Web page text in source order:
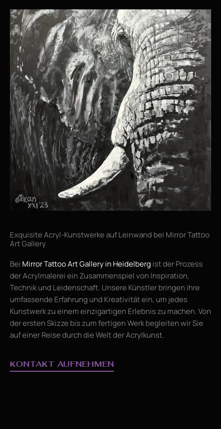
Exquisite Acryl-Kunstwerke auf Leinwand bei Mirror Tattoo
Art Gallery
Bei Mirror Tattoo Art Gallery in Heidelberg ist der Prozess
der Acrylmalerei ein Zusammenspiel von Inspiration,
Technik und Leidenschaft. Unsere Künstler bringen ihre
umfassende Erfahrung und Kreativität ein, um jedes
Kunstwerk zu einem einzigartigen Erlebnis zu machen. Von
der ersten Skizze bis zum fertigen Werk begleiten wir Sie
auf einer Reise durch die Welt der Acrylkunst.
KONTAKT AUFNEHMEN